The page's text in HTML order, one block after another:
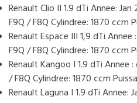
Renault Clio II 1.9 dTi Annee:
F9Q / F8Q Cylindree: 1870 ccm
Renault Espace III 1,9 dTi
F9Q / F8Q Cylindree: 1870 ccm
Renault Kangoo I 1.9 dTi Annee
/ F8Q Cylindree: 1870 ccm
Renault Laguna I 1.9 dTi Annee: